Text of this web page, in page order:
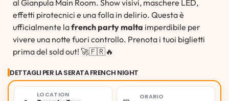
al Gianpula Main Room. Show visivi, maschere LED,
effetti pirotecnici e una folla in delirio. Questa è
ufficialmente lafrench party malta imperdibile per
vivere una notte fuori controllo. Prenota i tuoi biglietti
prima del sold out! 🚀🇫🇷🔥
DETTAGLI PER LA SERATA FRENCH NIGHT
LOCATION ORARIO